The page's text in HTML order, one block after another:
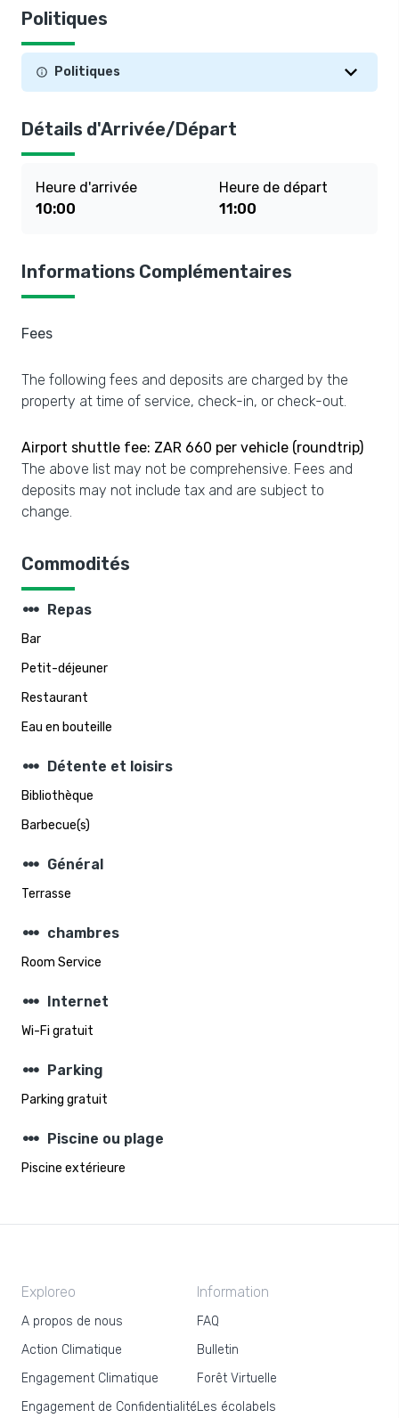
Politiques
Politiques
Détails d'Arrivée/Départ
Heure d'arrivée
10:00
Heure de départ
11:00
Informations Complémentaires
Fees
The following fees and deposits are charged by the
property at time of service, check-in, or check-out.
Airport shuttle fee: ZAR 660 per vehicle (roundtrip)
The above list may not be comprehensive. Fees and
deposits may not include tax and are subject to
change.
Commodités
steppers Repas
Bar
Petit-déjeuner
Restaurant
Eau en bouteille
steppers Détente et loisirs
Bibliothèque
Barbecue(s)
steppers Général
Terrasse
steppers chambres
Room Service
steppers Internet
Wi-Fi gratuit
steppers Parking
Parking gratuit
steppers Piscine ou plage
Piscine extérieure
Exploreo
A propos de nous
Action Climatique
Engagement Climatique
Engagement de Confidentialité
Information
FAQ
Bulletin
Forêt Virtuelle
Les écolabels